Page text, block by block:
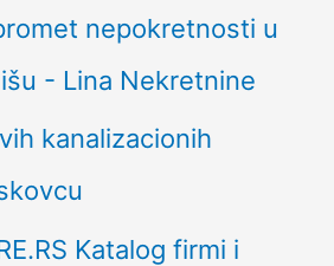
nepokretnosti u
- Lina Nekretnine
kanalizacionih
Katalog firmi i